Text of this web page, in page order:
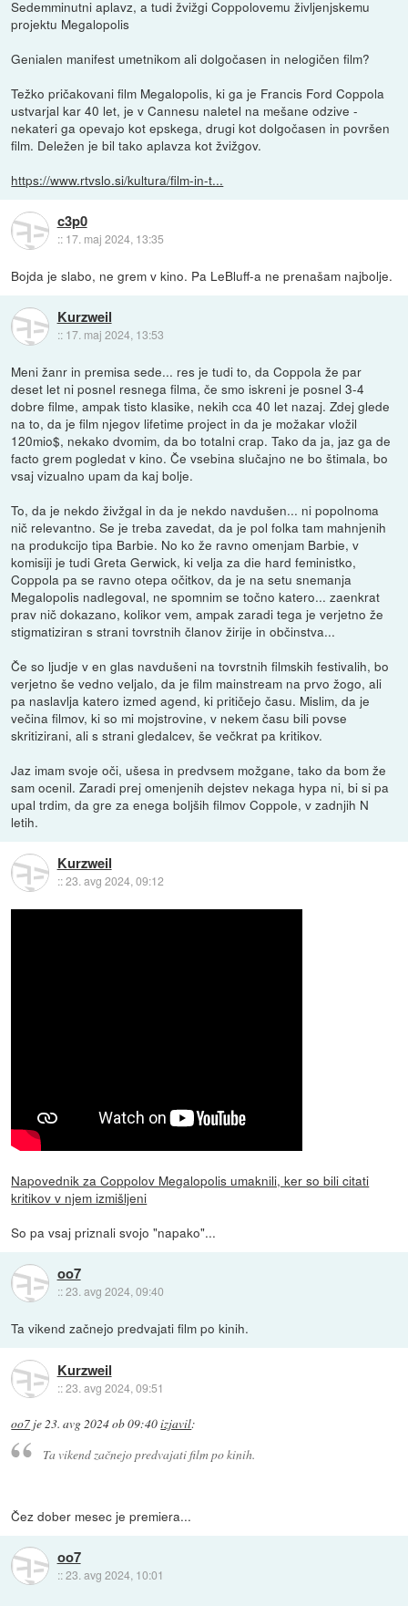
Sedemminutni aplavz, a tudi žvižgi Coppolovemu življenjskemu
projektu Megalopolis
Genialen manifest umetnikom ali dolgočasen in nelogičen film?
Težko pričakovani film Megalopolis, ki ga je Francis Ford Coppola
ustvarjal kar 40 let, je v Cannesu naletel na mešane odzive -
nekateri ga opevajo kot epskega, drugi kot dolgočasen in površen
film. Deležen je bil tako aplavza kot žvižgov.
https://www.rtvslo.si/kultura/film-in-t...
c3p0
:: 17. maj 2024, 13:35
Bojda je slabo, ne grem v kino. Pa LeBluff-a ne prenašam najbolje.
Kurzweil
:: 17. maj 2024, 13:53
Meni žanr in premisa sede... res je tudi to, da Coppola že par
deset let ni posnel resnega filma, če smo iskreni je posnel 3-4
dobre filme, ampak tisto klasike, nekih cca 40 let nazaj. Zdej glede
na to, da je film njegov lifetime project in da je možakar vložil
120mio$, nekako dvomim, da bo totalni crap. Tako da ja, jaz ga de
facto grem pogledat v kino. Če vsebina slučajno ne bo štimala, bo
vsaj vizualno upam da kaj bolje.
To, da je nekdo živžgal in da je nekdo navdušen... ni popolnoma
nič relevantno. Se je treba zavedat, da je pol folka tam mahnjenih
na produkcijo tipa Barbie. No ko že ravno omenjam Barbie, v
komisiji je tudi Greta Gerwick, ki velja za die hard feministko,
Coppola pa se ravno otepa očitkov, da je na setu snemanja
Megalopolis nadlegoval, ne spomnim se točno katero... zaenkrat
prav nič dokazano, kolikor vem, ampak zaradi tega je verjetno že
stigmatiziran s strani tovrstnih članov žirije in občinstva...
Če so ljudje v en glas navdušeni na tovrstnih filmskih festivalih, bo
verjetno še vedno veljalo, da je film mainstream na prvo žogo, ali
pa naslavlja katero izmed agend, ki pritičejo času. Mislim, da je
večina filmov, ki so mi mojstrovine, v nekem času bili povse
skritizirani, ali s strani gledalcev, še večkrat pa kritikov.
Jaz imam svoje oči, ušesa in predvsem možgane, tako da bom že
sam ocenil. Zaradi prej omenjenih dejstev nekaga hypa ni, bi si pa
upal trdim, da gre za enega boljših filmov Coppole, v zadnjih N
letih.
Kurzweil
::23. avg 2024, 09:12
Napovednik za Coppolov Megalopolis umaknili, ker so bili citati
kritikov v njem izmišljeni
So pa vsaj priznali svojo "napako"...
oo7
::23. avg 2024, 09:40
Ta vikend začnejo predvajati film po kinih.
Kurzweil
::23. avg 2024, 09:51
oo7 je23. avg 2024 ob 09:40izjavil:
Ta vikend začnejo predvajati film po kinih.
Čez dober mesec je premiera...
oo7
::23. avg 2024, 10:01